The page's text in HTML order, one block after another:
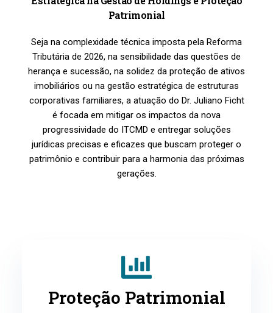
Patrimonial
Seja na complexidade técnica imposta pela Reforma
Tributária de 2026, na sensibilidade das questões de
herança e sucessão, na solidez da proteção de ativos
imobiliários ou na gestão estratégica de estruturas
corporativas familiares, a atuação do Dr. Juliano Ficht
é focada em mitigar os impactos da nova
progressividade do ITCMD e entregar soluções
jurídicas precisas e eficazes que buscam proteger o
patrimônio e contribuir para a harmonia das próximas
gerações.
Proteção Patrimonial